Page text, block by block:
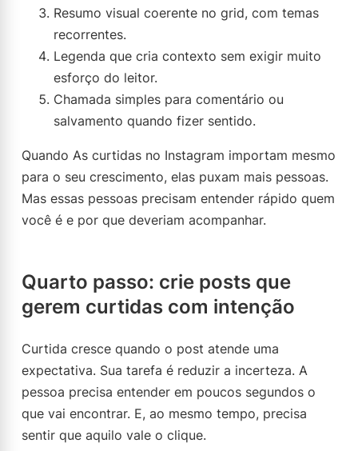
Resumo visual coerente no grid, com temas
recorrentes.
Legenda que cria contexto sem exigir muito
esforço do leitor.
Chamada simples para comentário ou
salvamento quando fizer sentido.
Quando As curtidas no Instagram importam mesmo
para o seu crescimento, elas puxam mais pessoas.
Mas essas pessoas precisam entender rápido quem
você é e por que deveriam acompanhar.
Quarto passo: crie posts que
gerem curtidas com intenção
Curtida cresce quando o post atende uma
expectativa. Sua tarefa é reduzir a incerteza. A
pessoa precisa entender em poucos segundos o
que vai encontrar. E, ao mesmo tempo, precisa
sentir que aquilo vale o clique.